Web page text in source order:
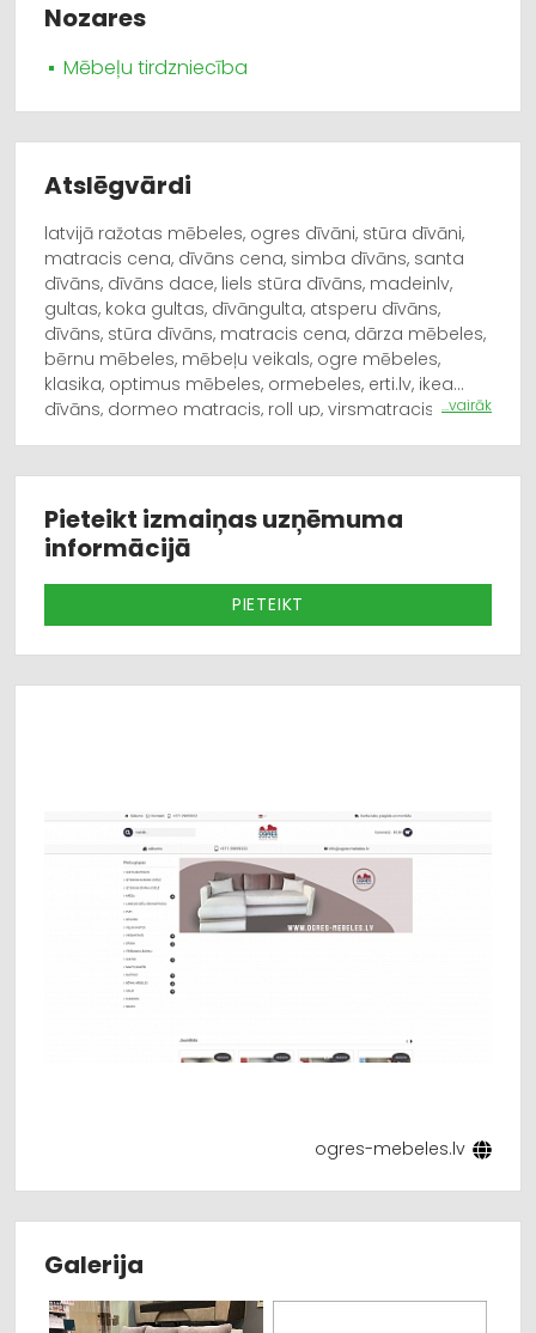
Nozares
Mēbeļu tirdzniecība
Atslēgvārdi
latvijā ražotas mēbeles, ogres dīvāni, stūra dīvāni,
matracis cena, dīvāns cena, simba dīvāns, santa
dīvāns, dīvāns dace, liels stūra dīvāns, madeinlv,
gultas, koka gultas, dīvāngulta, atsperu dīvāns,
dīvāns, stūra dīvāns, matracis cena, dārza mēbeles,
bērnu mēbeles, mēbeļu veikals, ogre mēbeles,
klasika, optimus mēbeles, ormebeles, erti.lv, ikea
dīvāns, dormeo matracis, roll up, virsmatracis,
mēbeles, viesistabas mēbeles, kvalitatīvs dīvāns,
matracis cena, bērnu mēbeles, dīvāns gulta,
mīkstās mēbeles, izvelkamie dīvāni, matracis cena,
kvalitatīvs dīvāns, bērnu mēbeles, dīvāns gulta,
mīkstās mēbeles, izvelkamie dīvāni, matracis cena.
...vairāk
Pieteikt izmaiņas uzņēmuma
informācijā
PIETEIKT
ogres-mebeles.lv
Galerija